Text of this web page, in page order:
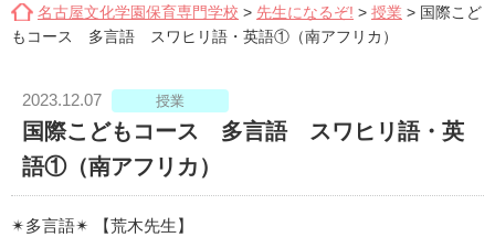
名古屋文化学園保育専門学校 > 先生になるぞ! > 授業 > 国際こど
もコース 多言語 スワヒリ語・英語①（南アフリカ）
2023.12.07 授業
国際こどもコース 多言語 スワヒリ語・英
語①（南アフリカ）
✴︎多言語✴︎ 【荒木先生】